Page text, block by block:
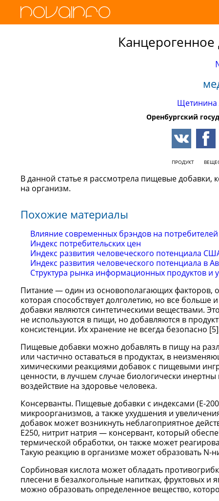
Щетинина
Оренбургский
ПРОДУКТ
В данной статье я рассмотрела пищевые добавки,
на организм.
Похожие материалы
Влияние современных брэндов на потребителей
Индекс потребительских цен
Индекс развития человеческого потенциала
Индекс развития человеческого потенциала в
Структура рынка информационных продуктов и
Питание — один из основополагающих факторов,
которая способствует долголетию, но все
добавки являются синтетическими веществами.
не используются в пищи, но добавляются в
консистенции. Их хранение не всегда безопасно
Пищевые добавки можно добавлять в пищу на
или частично оставаться в продуктах, в
химическими реакциями добавок с пищевыми
ценности, в лучшем случае биологически
воздействие на здоровье человека.
Консерванты. Пищевые добавки с индексами (E-
микроорганизмов, а также ухудшения и
добавок может возникнуть неблагоприятное
Е250, нитрит натрия — консервант, который
термической обработки, он также может
Такую реакцию в организме может образовать N-
Сорбиновая кислота может обладать
плесени в безалкогольные напитках, фруктовых и
можно образовать определенное вещество,